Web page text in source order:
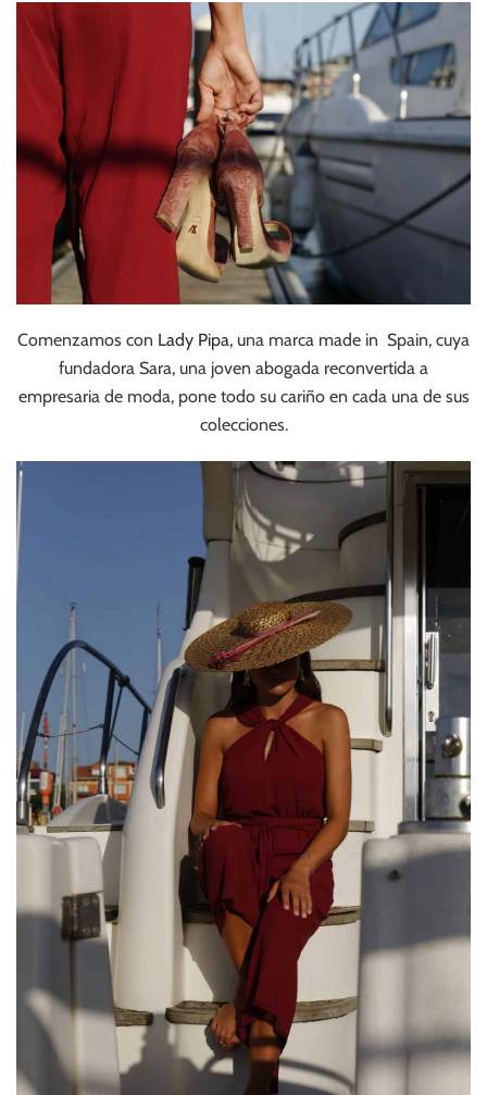
Comenzamos con Lady Pipa, una marca made in Spain, cuya
fundadora Sara, una joven abogada reconvertida a
empresaria de moda, pone todo su cariño en cada una de sus
colecciones.